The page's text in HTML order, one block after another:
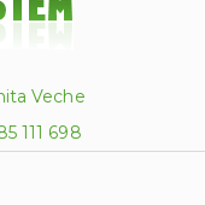
Veche
111 698